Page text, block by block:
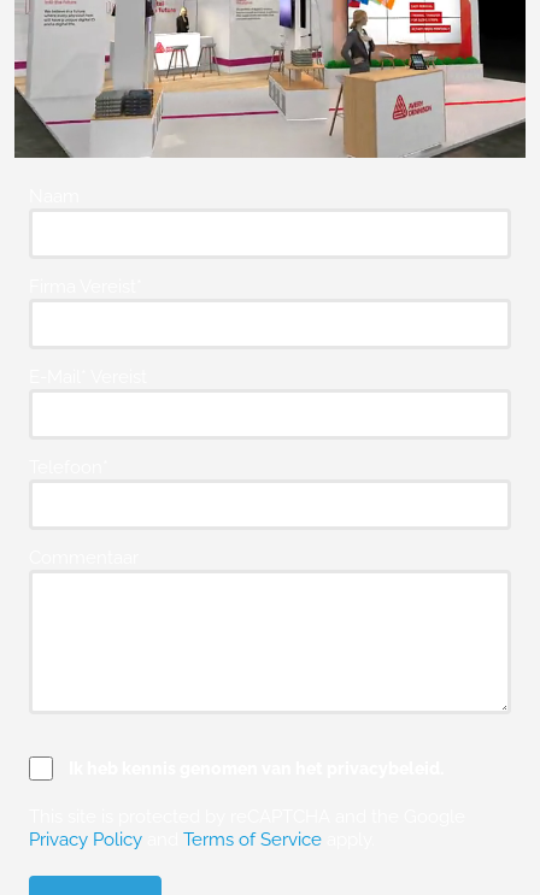
Privacy Policy
Terms of Service